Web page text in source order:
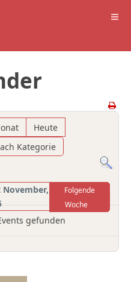
Heute
Kategorie
November,
Folgende
Woche
gefunden